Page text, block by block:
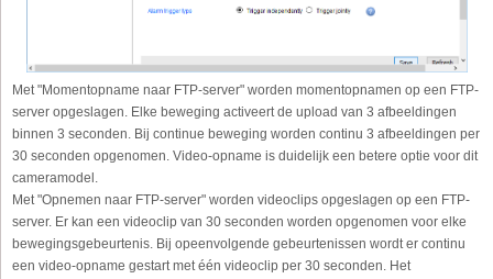
Met "Momentopname naar FTP-server" worden momentopnamen op een FTP-
server opgeslagen. Elke beweging activeert de upload van 3 afbeeldingen
binnen 3 seconden. Bij continue beweging worden continu 3 afbeeldingen per
30 seconden opgenomen. Video-opname is duidelijk een betere optie voor dit
cameramodel.
Met "Opnemen naar FTP-server" worden videoclips opgeslagen op een FTP-
server. Er kan een videoclip van 30 seconden worden opgenomen voor elke
bewegingsgebeurtenis. Bij opeenvolgende gebeurtenissen wordt er continu
een video-opname gestart met één videoclip per 30 seconden. Het